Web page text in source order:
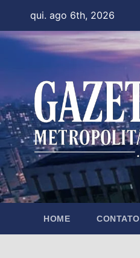
content
qui. ago 6th, 2026
HOME CONTATO